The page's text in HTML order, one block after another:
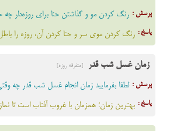
پرسش : رنگ کردن مو و گذاشتن حنا برای روزه‌دار چه
پاسخ : رنگ کردن موي سر و حنا کردن آن، روزه را
زمان غسل شب قدر [متفرقه روزه]
پرسش : لطفا بفرمایید زمان انجام غسل شب قدر چه
پاسخ : بهترین زمان؛ همزمان با غروب آفتاب است تا